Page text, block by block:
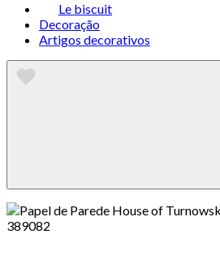
Le biscuit
Decoração
Artigos decorativos